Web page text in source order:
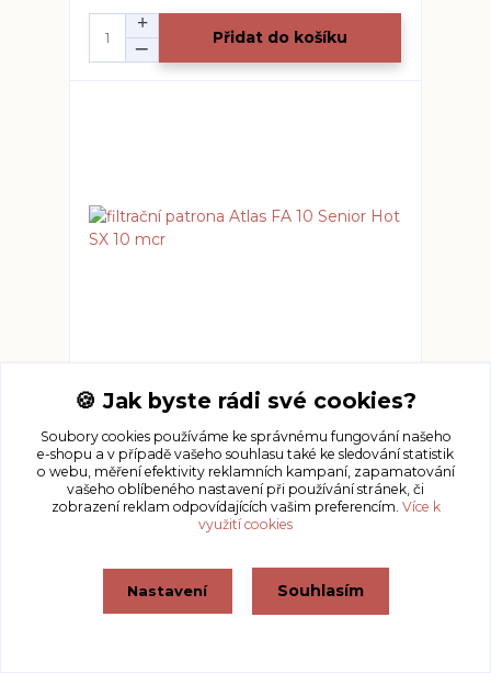
Přidat do košíku
mcr
110 Kč/ks
Přidat do košíku
🍪 Jak byste rádi své cookies?
Soubory cookies používáme ke správnému fungování našeho
e-shopu a v případě vašeho souhlasu také ke sledování statistik
o webu, měření efektivity reklamních kampaní, zapamatování
vašeho oblíbeného nastavení při používání stránek, či
zobrazení reklam odpovídajících vašim preferencím. Více k
využití cookies
Nastavení Souhlasím